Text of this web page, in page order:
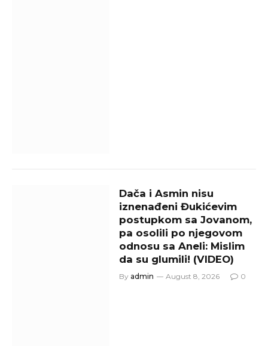
Dača i Asmin nisu
iznenađeni Đukićevim
postupkom sa Jovanom,
pa osolili po njegovom
odnosu sa Aneli: Mislim
da su glumili! (VIDEO)
By admin August 8, 2026 0